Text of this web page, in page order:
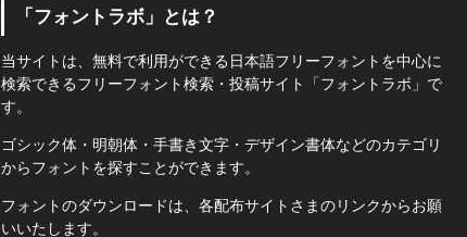
「フォントラボ」とは？
当サイトは、無料で利用ができる日本語フリーフォントを中心に
検索できるフリーフォント検索・投稿サイト「フォントラボ」で
す。
ゴシック体・明朝体・手書き文字・デザイン書体などのカテゴリ
からフォントを探すことができます。
フォントのダウンロードは、各配布サイトさまのリンクからお願
いいたします。